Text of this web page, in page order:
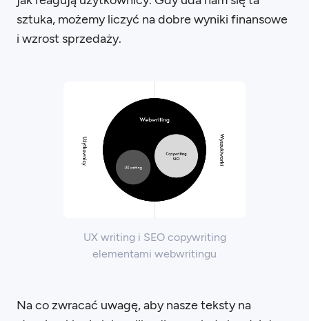
sztuka, możemy liczyć na dobre wyniki finansowe
i wzrost sprzedaży.
UX writing i SEO copywriting
elementami webwritingu
Na co zwracać uwagę, aby nasze teksty na